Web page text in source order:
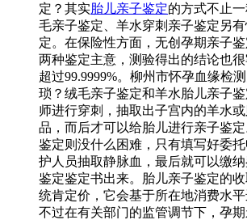
定？其实胎儿亲子鉴定的方式不止
毛亲子鉴定、羊水穿刺亲子鉴定另
定。在保险性方面，无创孕期亲子
两种鉴定主意，测验得出的结论也
超过99.9999%。柳州市怀孕血缘检
琐？绒毛亲子鉴定和羊水胎儿亲子
师进行穿刺，抽取出子宫内的羊水
品，而后才可以给胎儿进行亲子鉴
鉴定则没什么困难，只有填写好委
护人员抽取静脉血，最后就可以缴
鉴定鉴定书出来。胎儿亲子鉴定的
统肯定价，它会基于所在地消费水平
不过在有关部门的监管调节下，孕